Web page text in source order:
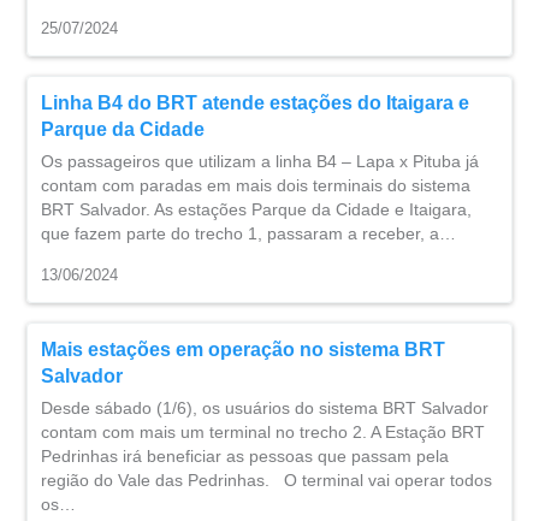
25/07/2024
Linha B4 do BRT atende estações do Itaigara e
Parque da Cidade
Os passageiros que utilizam a linha B4 – Lapa x Pituba já
contam com paradas em mais dois terminais do sistema
BRT Salvador. As estações Parque da Cidade e Itaigara,
que fazem parte do trecho 1, passaram a receber, a…
13/06/2024
Mais estações em operação no sistema BRT
Salvador
Desde sábado (1/6), os usuários do sistema BRT Salvador
contam com mais um terminal no trecho 2. A Estação BRT
Pedrinhas irá beneficiar as pessoas que passam pela
região do Vale das Pedrinhas. O terminal vai operar todos
os…